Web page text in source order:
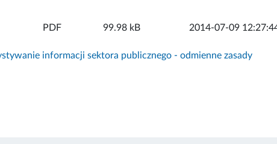
ZAŁĄCZNIK
PDF 99.98 kB 2014-07-09
informacji sektora publicznego - odmienne zasady